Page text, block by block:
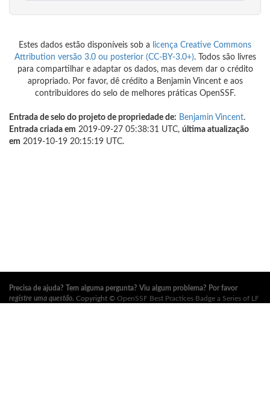
Estes dados estão disponíveis sob a
licença Creative Commons
Attribution versão 3.0 ou posterior (CC-BY-3.0+). Todos são livres
para compartilhar e adaptar os dados, mas devem dar o crédito
apropriado. Por favor, dê crédito a Benjamin Vincent e aos
contribuidores do selo de melhores práticas OpenSSF.
Entrada de selo do projeto de propriedade de: Benjamin Vincent.
Entrada criada em 2019-09-27 05:38:31 UTC, última atualização
em 2019-10-19 20:15:19 UTC.
Precisa de ajuda? Tem alguma pergunta? Viu algum problema? Por favor
registre uma questão. Copyright © OpenSSF Best Practices Badge a Series of LF